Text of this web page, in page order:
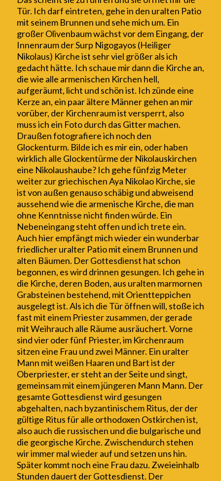
Tür. Ich darf eintreten, gehe in den uralten Patio
mit seinem Brunnen und sehe mich um. Ein
großer Olivenbaum wächst vor dem Eingang, der
Innenraum derSurp Nigogayos (Heiliger
Nikolaus) Kirche ist sehr viel größer als ich
gedacht hätte. Ich schaue mir dann die Kirche an,
die wie alle armenischen Kirchen hell,
aufgeräumt, licht und schön ist. Ich zünde eine
Kerze an, ein paar ältere Männer gehen an mir
vorüber, der Kirchenraum ist versperrt, also
muss ich ein Foto durch das Gitter machen.
Draußen fotografiere ich noch den
Glockenturm. Bilde ich es mir ein, oder haben
wirklich alle Glockentürme der Nikolauskirchen
eine Nikolaushaube? Ich gehe fünfzig Meter
weiter zur griechischen Aya Nikolao Kirche, sie
ist von außen genauso schäbig und abweisend
aussehend wie die armenische Kirche, die man
ohne Kenntnisse nicht finden würde. Ein
Nebeneingang steht offen und ich trete ein.
Auch hier empfängt mich wieder ein wunderbar
friedlicher uralter Patio mit einem Brunnen und
alten Bäumen. Der Gottesdienst hat schon
begonnen, es wird drinnen gesungen. Ich gehe in
die Kirche, deren Boden, aus uralten marmornen
Grabsteinen bestehend, mit Orientteppichen
ausgelegt ist. Als ich die Tür öffnen will, stoße ich
fast mit einem Priester zusammen, der gerade
mit Weihrauch alle Räume ausräuchert. Vorne
sind vier oder fünf Priester, im Kirchenraum
sitzen eine Frau und zwei Männer. Ein uralter
Mann mit weißen Haaren und Bart ist der
Oberpriester, er steht an der Seite und singt,
gemeinsam mit einem jüngeren Mann Mann. Der
gesamte Gottesdienst wird gesungen
abgehalten, nach byzantinischem Ritus, der der
gültige Ritus für alle orthodoxen Ostkirchen ist,
also auch die russischen und die bulgarische und
die georgische Kirche. Zwischendurch stehen
wir immer mal wieder auf und setzen uns hin.
Später kommt noch eine Frau dazu. Zweieinhalb
Stunden dauert der Gottesdienst. Der